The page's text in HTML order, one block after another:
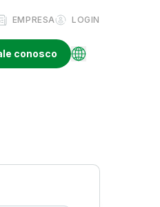
EMPRESA LOGIN
conosco